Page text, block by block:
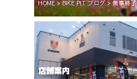
HOME BIKE PIT ブログ 無事終